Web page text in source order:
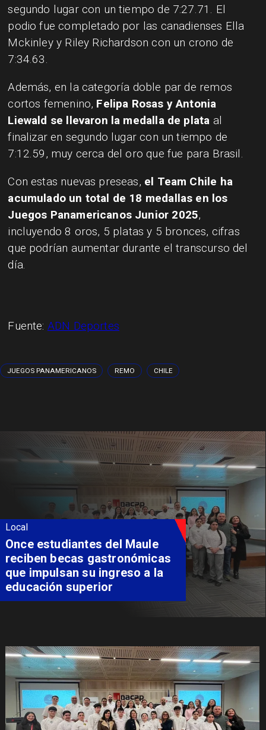
segundo lugar con un tiempo de 7:27.71. El
podio fue completado por las canadienses Ella
Mckinley y Riley Richardson con un crono de
7:34.63.
Además, en la categoría doble par de remos
cortos femenino, Felipa Rosas y Antonia
Liewald se llevaron la medalla de plata al
finalizar en segundo lugar con un tiempo de
7:12.59, muy cerca del oro que fue para Brasil.
Con estas nuevas preseas, el Team Chile ha
acumulado un total de 18 medallas en los
Juegos Panamericanos Junior 2025,
incluyendo 8 oros, 5 platas y 5 bronces, cifras
que podrían aumentar durante el transcurso del
día.
Fuente: ADN Deportes
JUEGOS PANAMERICANOS REMO CHILE
Local
Álvarez-Salamanca lidera la
apuesta regional para
consolidar el Paso Pehuenche
como alternativa a Los
Libertadores